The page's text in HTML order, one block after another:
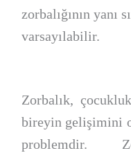
zorbalığının yanı
varsayılabilir.
Zorbalık,
bireyin gelişimini
problemdir.